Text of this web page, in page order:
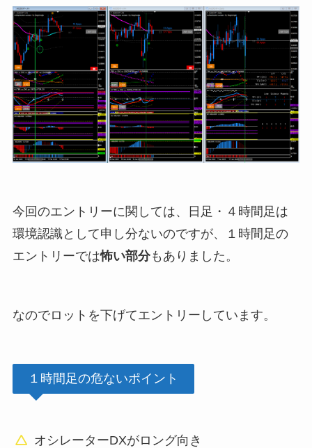
今回のエントリーに関しては、日足・４時間足は
環境認識として申し分ないのですが、１時間足の
エントリーでは怖い部分もありました。
なのでロットを下げてエントリーしています。
１時間足の危ないポイント
オシレーターDXがロング向き